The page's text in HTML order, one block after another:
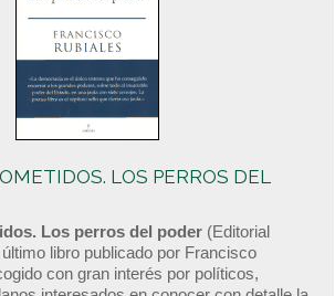
LOS PERROS DEL
Los perros del poder (Editorial
libro publicado por Francisco
con gran interés por políticos,